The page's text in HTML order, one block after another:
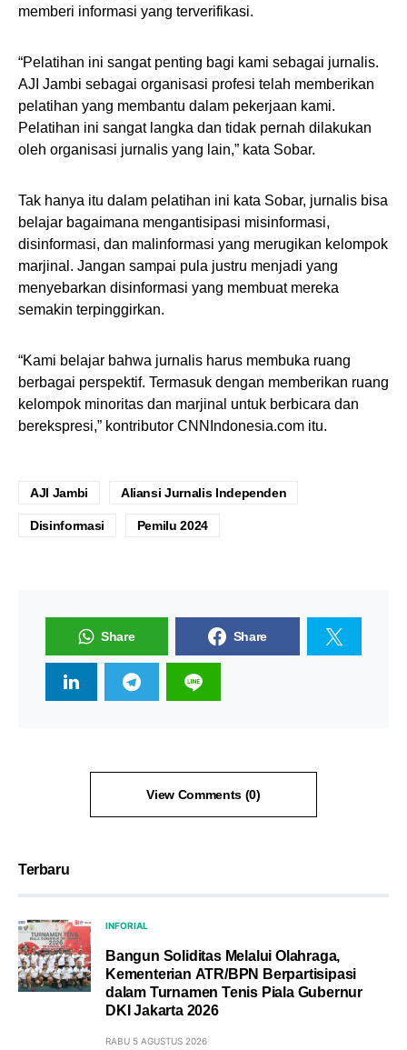
memberi informasi yang terverifikasi.
“Pelatihan ini sangat penting bagi kami sebagai jurnalis.
AJI Jambi sebagai organisasi profesi telah memberikan
pelatihan yang membantu dalam pekerjaan kami.
Pelatihan ini sangat langka dan tidak pernah dilakukan
oleh organisasi jurnalis yang lain,” kata Sobar.
Tak hanya itu dalam pelatihan ini kata Sobar, jurnalis bisa
belajar bagaimana mengantisipasi misinformasi,
disinformasi, dan malinformasi yang merugikan kelompok
marjinal. Jangan sampai pula justru menjadi yang
menyebarkan disinformasi yang membuat mereka
semakin terpinggirkan.
“Kami belajar bahwa jurnalis harus membuka ruang
berbagai perspektif. Termasuk dengan memberikan ruang
kelompok minoritas dan marjinal untuk berbicara dan
berekspresi,” kontributor CNNIndonesia.com itu.
AJI Jambi Aliansi Jurnalis Independen
Disinformasi Pemilu 2024
Share Share
View Comments (0)
Terbaru
INFORIAL
Bangun Soliditas Melalui Olahraga,
Kementerian ATR/BPN Berpartisipasi
dalam Turnamen Tenis Piala Gubernur
DKI Jakarta 2026
RABU 5 AGUSTUS 2026